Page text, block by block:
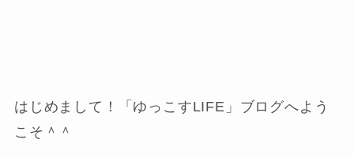
はじめまして！「ゆっこすLIFE」ブログへよう
こそ＾＾